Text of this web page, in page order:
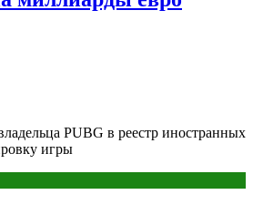
PUBG в реестр иностранных
игры